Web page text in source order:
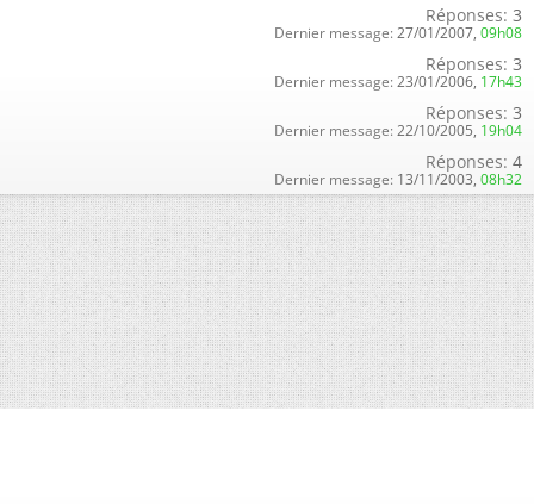
Réponses: 3
Dernier message: 27/01/2007, 09h08
Réponses: 3
Dernier message: 23/01/2006, 17h43
Réponses: 3
Dernier message: 22/10/2005, 19h04
Réponses: 4
Dernier message: 13/11/2003, 08h32